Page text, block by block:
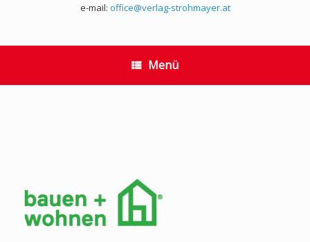
e-mail: office@verlag-strohmayer.at
Menü